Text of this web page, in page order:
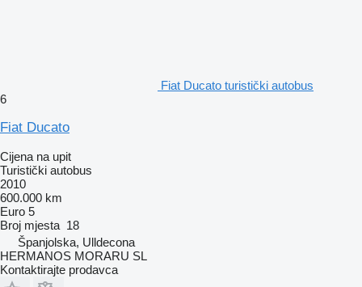
Fiat Ducato turistički autobus
6
Fiat Ducato
Cijena na upit
Turistički autobus
2010
600.000 km
Euro 5
Broj mjesta 18
Španjolska, Ulldecona
HERMANOS MORARU SL
Kontaktirajte prodavca